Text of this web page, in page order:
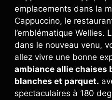
emplacements dans la
Cappuccino, le
l’emblématique Wellies.
dans le nouveau venu,
allez vivre une bonne
ambiance allie chaises
blanches et parquet.
spectaculaires à 180